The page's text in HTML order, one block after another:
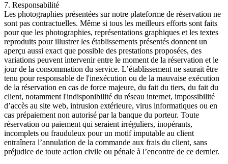
7. Responsabilité
Les photographies présentées sur notre plateforme de réservation ne
sont pas contractuelles. Même si tous les meilleurs efforts sont faits
pour que les photographies, représentations graphiques et les textes
reproduits pour illustrer les établissements présentés donnent un
aperçu aussi exact que possible des prestations proposées, des
variations peuvent intervenir entre le moment de la réservation et le
jour de la consommation du service. L’établissement ne saurait être
tenu pour responsable de l'inexécution ou de la mauvaise exécution
de la réservation en cas de force majeure, du fait du tiers, du fait du
client, notamment l'indisponibilité du réseau internet, impossibilité
d’accès au site web, intrusion extérieure, virus informatiques ou en
cas prépaiement non autorisé par la banque du porteur. Toute
réservation ou paiement qui seraient irréguliers, inopérants,
incomplets ou frauduleux pour un motif imputable au client
entraînera l’annulation de la commande aux frais du client, sans
préjudice de toute action civile ou pénale à l’encontre de ce dernier.